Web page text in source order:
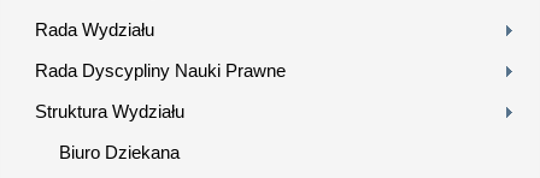
Rada Wydziału
Rada Dyscypliny Nauki Prawne
Struktura Wydziału
Biuro Dziekana